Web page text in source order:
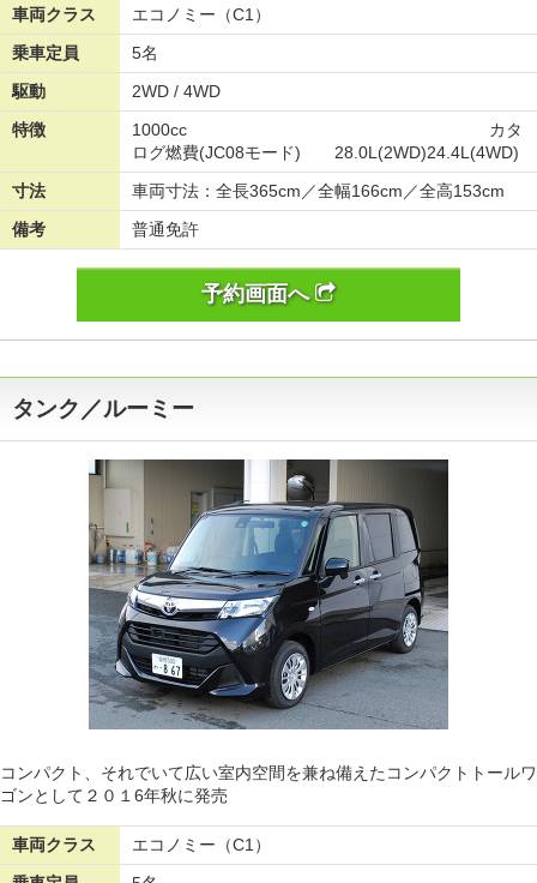
車両クラス
エコノミー（C1）
乗車定員
5名
駆動
2WD / 4WD
特徴
1000cc カタ
ログ燃費(JC08モード) 28.0L(2WD)24.4L(4WD)
寸法
車両寸法：全長365cm／全幅166cm／全高153cm
備考
普通免許
予約画面へ
タンク／ルーミー
コンパクト、それでいて広い室内空間を兼ね備えたコンパクトトールワ
ゴンとして２０１6年秋に発売
車両クラス
エコノミー（C1）